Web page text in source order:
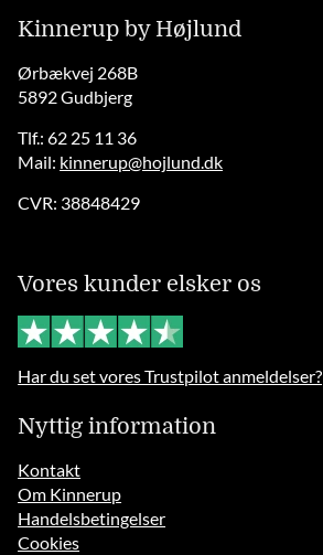
Kinnerup by Højlund
Ørbækvej 268B
5892 Gudbjerg
Tlf.: 62 25 11 36
Mail: kinnerup@hojlund.dk
CVR: 38848429
Vores kunder elsker os
Har du set vores Trustpilot anmeldelser?
Nyttig information
Kontakt
Om Kinnerup
Handelsbetingelser
Cookies